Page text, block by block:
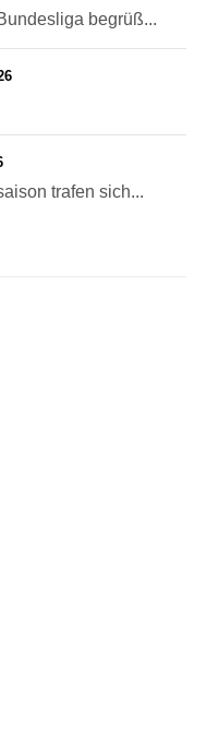
begrüß...
trafen sich...